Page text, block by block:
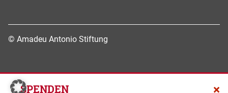
×
SPENDEN
© Amadeu Antonio Stiftung
Datenschutz
Impressum